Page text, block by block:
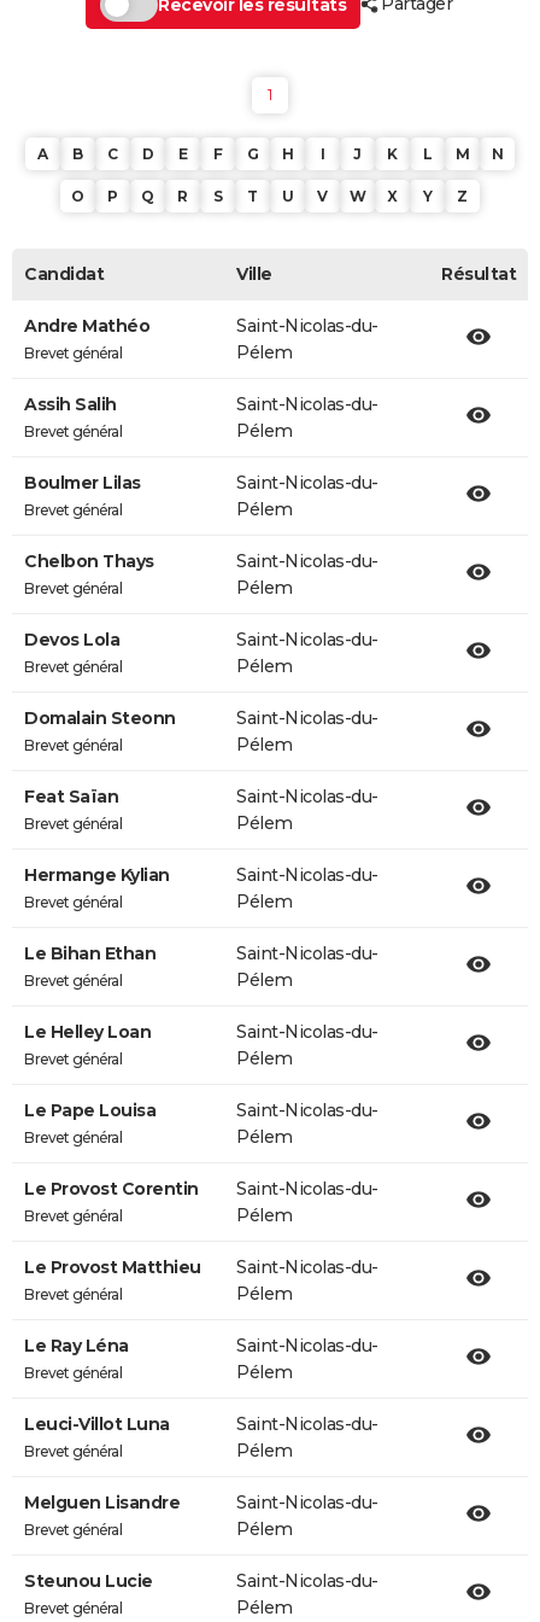
Recevoir les résultats
1
A B C D E F G H I J K L M N
O P Q R S T U V W X Y Z
Candidat Ville Résultat
Andre Mathéo
Brevet général
Saint-Nicolas-du-
Pélem
Assih Salih
Brevet général
Saint-Nicolas-du-
Pélem
Boulmer Lilas
Brevet général
Saint-Nicolas-du-
Pélem
Chelbon Thays
Brevet général
Saint-Nicolas-du-
Pélem
Devos Lola
Brevet général
Saint-Nicolas-du-
Pélem
Domalain Steonn
Brevet général
Saint-Nicolas-du-
Pélem
Feat Saïan
Brevet général
Saint-Nicolas-du-
Pélem
Hermange Kylian
Brevet général
Saint-Nicolas-du-
Pélem
Le Bihan Ethan
Brevet général
Saint-Nicolas-du-
Pélem
Le Helley Loan
Brevet général
Saint-Nicolas-du-
Pélem
Le Pape Louisa
Brevet général
Saint-Nicolas-du-
Pélem
Le Provost Corentin
Brevet général
Saint-Nicolas-du-
Pélem
Le Provost Matthieu
Brevet général
Saint-Nicolas-du-
Pélem
Le Ray Léna
Brevet général
Saint-Nicolas-du-
Pélem
Leuci-Villot Luna
Brevet général
Saint-Nicolas-du-
Pélem
Melguen Lisandre
Brevet général
Saint-Nicolas-du-
Pélem
Steunou Lucie
Brevet général
Saint-Nicolas-du-
Pélem